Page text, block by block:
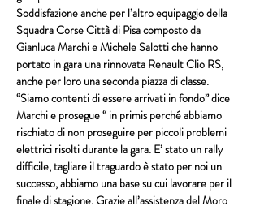
Soddisfazione anche per l’altro equipaggio della
Squadra Corse Città di Pisa composto da
Gianluca Marchi e Michele Salotti che hanno
portato in gara una rinnovata Renault Clio RS,
anche per loro una seconda piazza di classe.
“Siamo contenti di essere arrivati in fondo” dice
Marchi e prosegue “ in primis perché abbiamo
rischiato di non proseguire per piccoli problemi
elettrici risolti durante la gara. E’ stato un rally
difficile, tagliare il traguardo è stato per noi un
successo, abbiamo una base su cui lavorare per il
finale di stagione. Grazie all’assistenza del Moro